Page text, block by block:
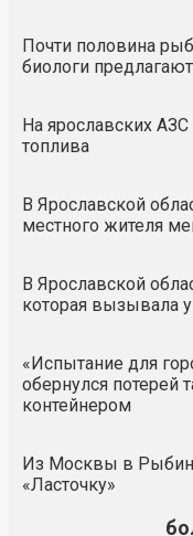
Почти половина
биологи
На ярославских
топлива
В Ярославской
местного жителя
В Ярославской
которая вызывала
«Испытание для
обернулся потерей
контейнером
Из Москвы в
«Ласточку»